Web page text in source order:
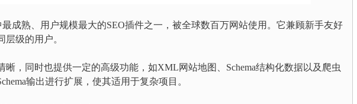
最成熟、用户规模最大的SEO插件之一，被全球数百万网站使用。它兼顾新手友好
级的用户。
晰，同时也提供一定的高级功能，如XML网站地图、Schema结构化数据以及爬虫
输出进行扩展，使其适用于复杂项目。